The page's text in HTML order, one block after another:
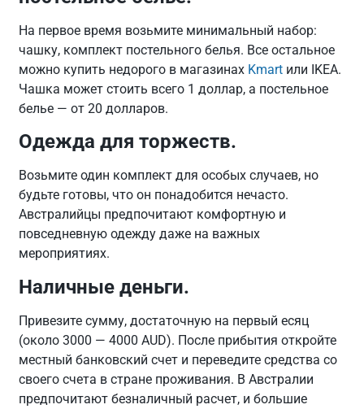
На первое время возьмите минимальный набор:
чашку, комплект постельного белья. Все остальное
можно купить недорого в магазинах Kmart или IKEA.
Чашка может стоить всего 1 доллар, а постельное
белье — от 20 долларов.
Одежда для торжеств.
Возьмите один комплект для особых случаев, но
будьте готовы, что он понадобится нечасто.
Австралийцы предпочитают комфортную и
повседневную одежду даже на важных
мероприятиях.
Наличные деньги.
Привезите сумму, достаточную на первый есяц
(около 3000 — 4000 AUD). После прибытия откройте
местный банковский счет и переведите средства со
своего счета в стране проживания. В Австралии
предпочитают безналичный расчет, и большие